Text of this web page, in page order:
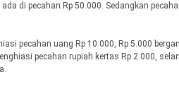
di pecahan Rp 50.000. Sedangkan
pecahan uang Rp 10.000, Rp 5.000
pecahan rupiah kertas Rp 2.000,